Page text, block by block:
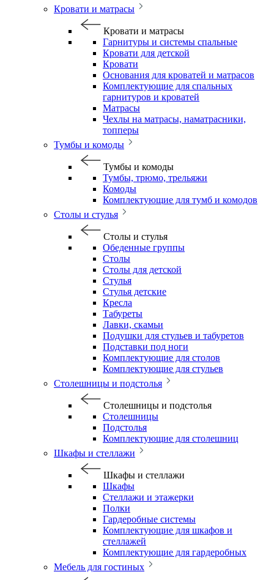
Кровати и матрасы
Кровати и матрасы
Гарнитуры и системы спальные
Кровати для детской
Кровати
Основания для кроватей и матрасов
Комплектующие для спальных
гарнитуров и кроватей
Матрасы
Чехлы на матрасы, наматрасники,
топперы
Тумбы и комоды
Тумбы и комоды
Тумбы, трюмо, трельяжи
Комоды
Комплектующие для тумб и комодов
Столы и стулья
Столы и стулья
Обеденные группы
Столы
Столы для детской
Стулья
Стулья детские
Кресла
Табуреты
Лавки, скамьи
Подушки для стульев и табуретов
Подставки под ноги
Комплектующие для столов
Комплектующие для стульев
Столешницы и подстолья
Столешницы и подстолья
Столешницы
Подстолья
Комплектующие для столешниц
Шкафы и стеллажи
Шкафы и стеллажи
Шкафы
Стеллажи и этажерки
Полки
Гардеробные системы
Комплектующие для шкафов и
стеллажей
Комплектующие для гардеробных
Мебель для гостиных